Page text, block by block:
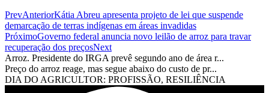
PrevAnteriorKátia Abreu apresenta projeto de lei que suspende
demarcação de terras indígenas em áreas invadidas
PróximoGoverno federal anuncia novo leilão de arroz para travar
recuperação dos preçosNext
Arroz. Presidente do IRGA prevê segundo ano de área r...
Preço do arroz reage, mas segue abaixo do custo de pr...
DIA DO AGRICULTOR: PROFISSÃO, RESILIÊNCIA